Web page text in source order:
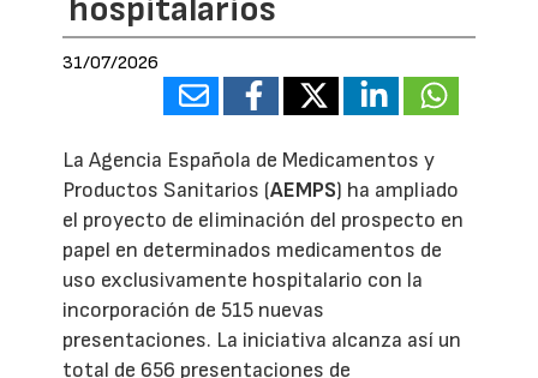
hospitalarios
31/07/2026
La Agencia Española de Medicamentos y
Productos Sanitarios (AEMPS) ha ampliado
el proyecto de eliminación del prospecto en
papel en determinados medicamentos de
uso exclusivamente hospitalario con la
incorporación de 515 nuevas
presentaciones. La iniciativa alcanza así un
total de 656 presentaciones de